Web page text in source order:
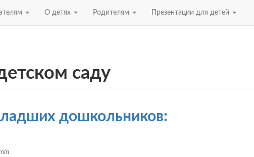
О детях Родителям Презентации для детей
саду
дошкольников: